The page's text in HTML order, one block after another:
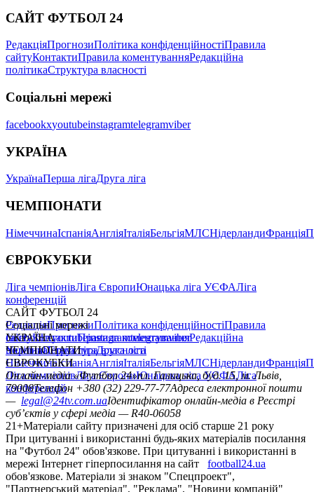
САЙТ ФУТБОЛ 24
РедакціяПрогнозиПолітика конфіденційностіПравила
сайтуКонтактиПравила коментуванняРедакційна
політикаСтруктура власності
Соціальні мережі
facebookxyoutubeinstagramtelegramviber
УКРАЇНА
УкраїнаПерша лігаДруга ліга
ЧЕМПІОНАТИ
НімеччинаІспаніяАнгліяІталіяБельгіяМЛСНідерландиФранція
ЄВРОКУБКИ
Ліга чемпіонівЛіга ЄвропиЮнацька ліга УЄФАЛіга
конференцій
САЙТ ФУТБОЛ 24
РедакціяПрогнозиПолітика конфіденційностіПравила
сайтуКонтактиПравила коментуванняРедакційна
політикаСтруктура власності
Соціальні мережі
facebookxyoutubeinstagramtelegramviber
УКРАЇНА
УкраїнаПерша лігаДруга ліга
ЧЕМПІОНАТИ
НімеччинаІспаніяАнгліяІталіяБельгіяМЛСНідерландиФранція
ЄВРОКУБКИ
Ліга чемпіонівЛіга ЄвропиЮнацька ліга УЄФАЛіга
конференцій
Онлайн-медіа «Футбол 24»пл. Галицька, буд. 15, м. Львів,
79008Телефон +380 (32) 229-77-77Адреса електронної пошти
— legal@24tv.com.uaІдентифікатор онлайн-медіа в Реєстрі
суб’єктів у сфері медіа — R40-06058
21+Матеріали сайту призначені для осіб старше 21 року
При цитуванні і використанні будь-яких матеріалів посилання
на "Футбол 24" обов'язкове. При цитуванні і використанні в
мережі Інтернет гіперпосилання на сайт
football24.ua
обов'язкове. Матеріали зі знаком "Спецпроект",
"Партнерський матеріал", "Реклама", "Новини компаній"